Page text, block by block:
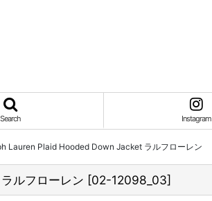
Search Instagram
Lauren Plaid Hooded Down Jacket ラルフローレン
ルフローレン [02-12098_03]